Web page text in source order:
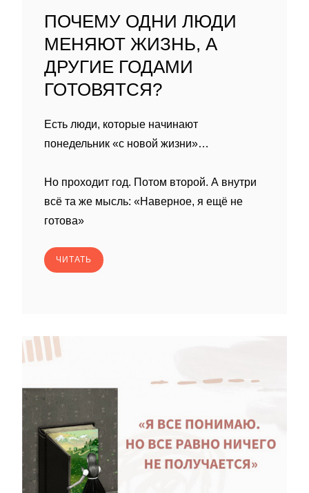
ПОЧЕМУ ОДНИ ЛЮДИ
МЕНЯЮТ ЖИЗНЬ, А
ДРУГИЕ ГОДАМИ
ГОТОВЯТСЯ?
Есть люди, которые начинают
понедельник «с новой жизни»…
Но проходит год. Потом второй. А внутри
всё та же мысль: «Наверное, я ещё не
готова»
ЧИТАТЬ